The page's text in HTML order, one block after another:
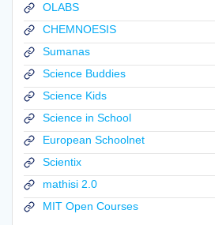
OLABS
CHEMNOESIS
Sumanas
Science Buddies
Science Kids
Science in School
European Schoolnet
Scientix
mathisi 2.0
MIT Open Courses